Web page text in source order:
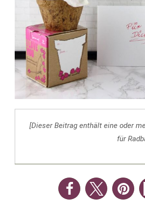
[Dieser Beitrag enthält eine oder
für